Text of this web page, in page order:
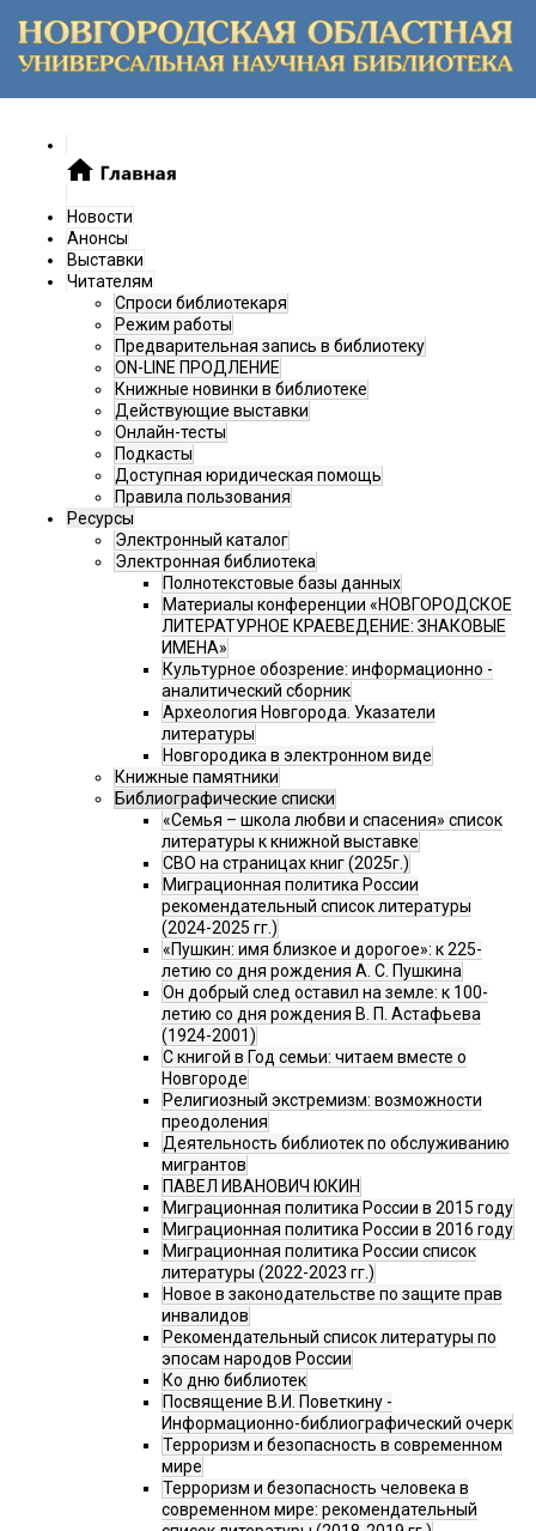
Новости
Анонсы
Выставки
Читателям
Спроси библиотекаря
Режим работы
Предварительная запись в библиотеку
ON-LINE ПРОДЛЕНИЕ
Книжные новинки в библиотеке
Действующие выставки
Онлайн-тесты
Подкасты
Доступная юридическая помощь
Правила пользования
Ресурсы
Электронный каталог
Электронная библиотека
Полнотекстовые базы данных
Материалы конференции «НОВГОРОДСКОЕ
ЛИТЕРАТУРНОЕ КРАЕВЕДЕНИЕ: ЗНАКОВЫЕ
ИМЕНА»
Культурное обозрение: информационно -
аналитический сборник
Археология Новгорода. Указатели
литературы
Новгородика в электронном виде
Книжные памятники
Библиографические списки
«Семья – школа любви и спасения» список
литературы к книжной выставке
СВО на страницах книг (2025г.)
Миграционная политика России
рекомендательный список литературы
(2024-2025 гг.)
«Пушкин: имя близкое и дорогое»: к 225-
летию со дня рождения А. С. Пушкина
Он добрый след оставил на земле: к 100-
летию со дня рождения В. П. Астафьева
(1924-2001)
С книгой в Год семьи: читаем вместе о
Новгороде
Религиозный экстремизм: возможности
преодоления
Деятельность библиотек по обслуживанию
мигрантов
ПАВЕЛ ИВАНОВИЧ ЮКИН
Миграционная политика России в 2015 году
Миграционная политика России в 2016 году
Миграционная политика России список
литературы (2022-2023 гг.)
Новое в законодательстве по защите прав
инвалидов
Рекомендательный список литературы по
эпосам народов России
Ко дню библиотек
Посвящение В.И. Поветкину -
Информационно-библиографический очерк
Терроризм и безопасность в современном
мире
Терроризм и безопасность человека в
современном мире: рекомендательный